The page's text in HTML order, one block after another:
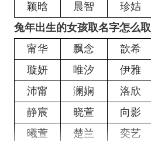
颖晗
晨智 珍姞
兔年出生的女孩取名字怎么取
甯华
飘念 歆希
璇妍
唯汐 伊雅
沛甯
澜娴 洛欣
静宸
晓萱 向影
曦萱
楚兰 奕艺